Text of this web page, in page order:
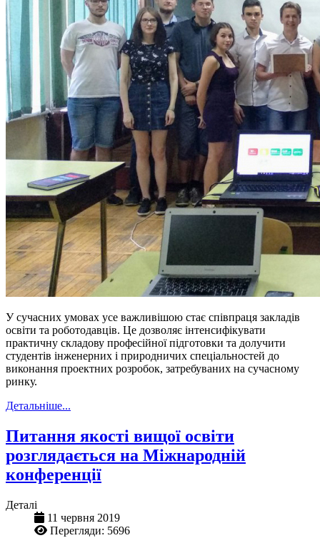
У сучасних умовах усе важливішою стає співпраця закладів
освіти та роботодавців. Це дозволяє інтенсифікувати
практичну складову професійної підготовки та долучити
студентів інженерних і природничих спеціальностей до
виконання проектних розробок, затребуваних на сучасному
ринку.
Детальніше...
Питання якості вищої освіти
розглядається на Міжнародній
конференції
Деталі
11 червня 2019
Перегляди: 5696